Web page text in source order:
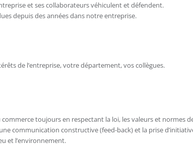
et ses collaborateurs véhiculent et défendent.
depuis des années dans notre entreprise.
de l’entreprise, votre département, vos collègues.
toujours en respectant la loi, les valeurs et normes
communication constructive (feed-back) et la prise
et l’environnement.